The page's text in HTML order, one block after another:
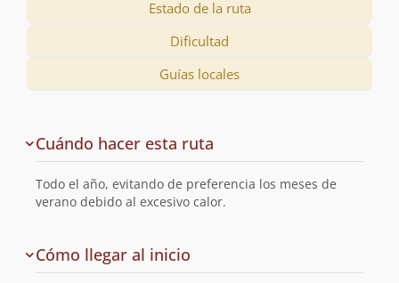
Estado de la ruta
Dificultad
Guías locales
de
la
ruta
Cuándo hacer esta ruta
Todo el año, evitando de preferencia los meses de
verano debido al excesivo calor.
Cómo llegar al inicio
la